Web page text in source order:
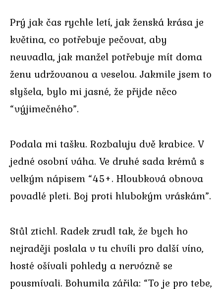
Prý jak čas rychle letí, jak ženská krása je
květina, co potřebuje pečovat, aby
neuvadla, jak manžel potřebuje mít doma
ženu udržovanou a veselou. Jakmile jsem to
slyšela, bylo mi jasné, že přijde něco
“výjimečného”.
Podala mi tašku. Rozbaluju dvě krabice. V
jedné osobní váha. Ve druhé sada krémů s
velkým nápisem “45+. Hloubková obnova
povadlé pleti. Boj proti hlubokým vráskám”.
Stůl ztichl. Radek zrudl tak, že bych ho
nejraději poslala v tu chvíli pro další víno,
hosté ošívali pohledy a nervózně se
pousmívali. Bohumila zářila: “To je pro tebe,